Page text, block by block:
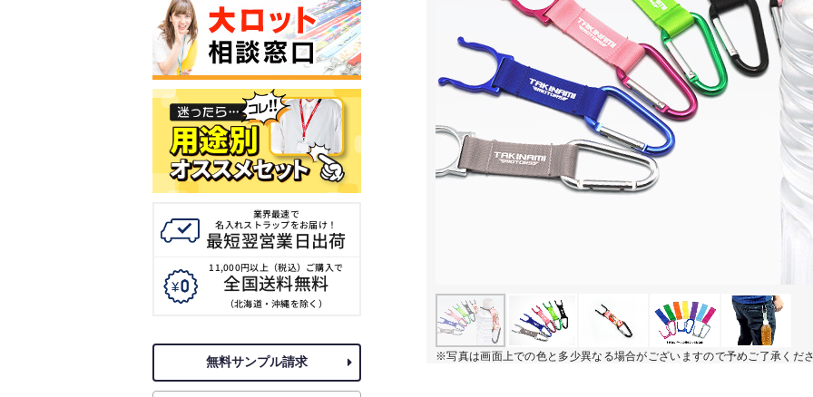
業界最速で
名入れストラップをお届け！
最短翌営業日出荷
11,000円以上（税込）ご購入で
全国送料無料
（北海道・沖縄を除く）
無料サンプル請求 ※写真は画面上での色と多少異なる場合がございますので予めご了承くだ